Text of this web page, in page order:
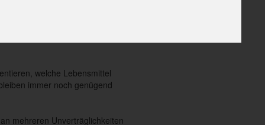
welche Lebensmittel
immer noch genügend
mehreren Unverträglichkeiten